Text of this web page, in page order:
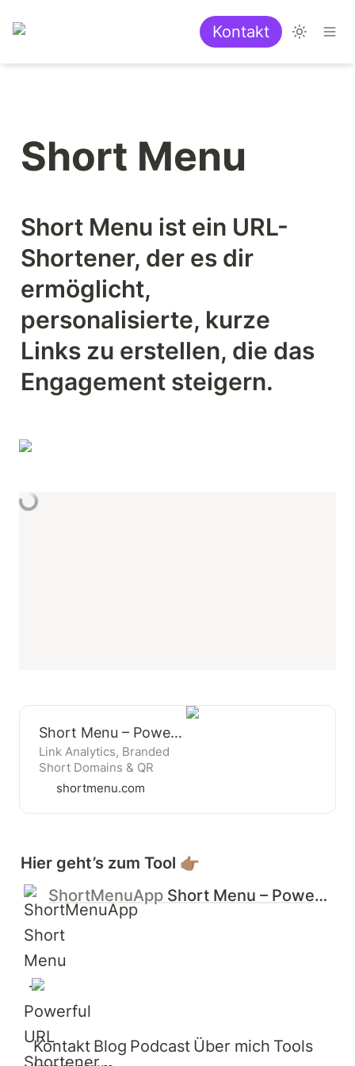
Kontakt
Short Menu
Short Menu ist ein URL-
Shortener, der es dir
ermöglicht,
personalisierte, kurze
Links zu erstellen, die das
Engagement steigern.
Short Menu – Powerful URL Shortener for Mac
Link Analytics, Branded
Short Domains & QR
Codes on your Mac.
your Menu Bar & set up
shortmenu.com
Hier geht’s zum Tool 👉🏽
ShortMenuApp Short Menu – Powerful URL Shortener for Mac
Kontakt Blog Podcast Über mich Tools